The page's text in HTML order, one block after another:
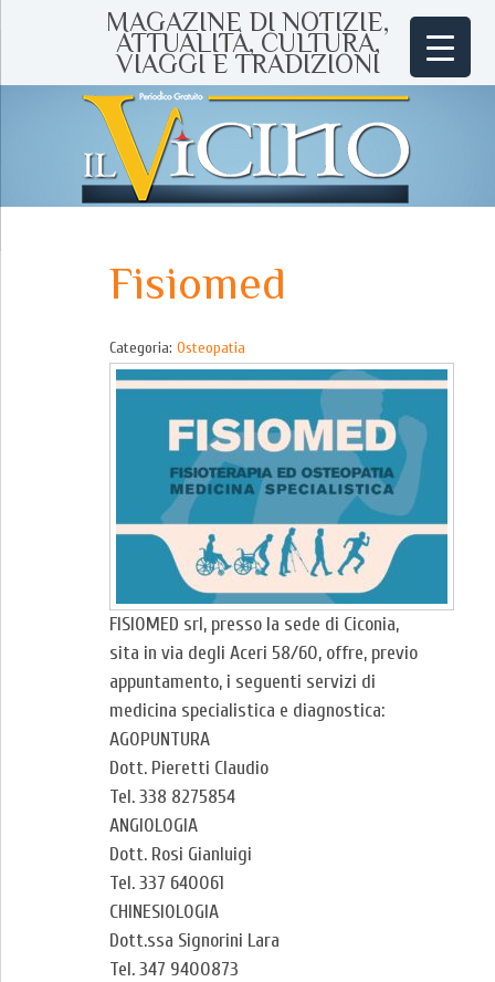
MAGAZINE DI NOTIZIE,
ATTUALITÀ, CULTURA,
VIAGGI E TRADIZIONI
Fisiomed
Categoria: Osteopatia
FISIOMED srl, presso la sede di Ciconia,
sita in via degli Aceri 58/60, offre, previo
appuntamento, i seguenti servizi di
medicina specialistica e diagnostica:
AGOPUNTURA
Dott. Pieretti Claudio
Tel. 338 8275854
ANGIOLOGIA
Dott. Rosi Gianluigi
Tel. 337 640061
CHINESIOLOGIA
Dott.ssa Signorini Lara
Tel. 347 9400873